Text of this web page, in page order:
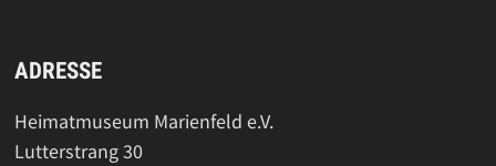
ADRESSE
Heimatmuseum Marienfeld e.V.
Lutterstrang 30